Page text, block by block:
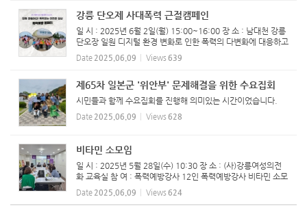
강릉 단오제 사대폭력 근절캠페인
일 시 : 2025년 6월 2일(월) 15:00~16:00 장 소 : 남대천 강릉
단오장 일원 디지털 환경 변화로 인한 폭력의 다변화에 대응하고
안전한 지역사회 조성을 위해 강릉시 인구가족과와 민간단체들
이 2일 오후 남대천 강릉 단오장 일원에서 진행한 민관 합동 캠
Date 2025.06.09 Views 639
제65차 일본군 '위안부' 문제해결을 위한 수요집회
시민들과 함께 수요집회를 진행해 의미있는 시간이었습니다.
Date 2025.06.09 Views 628
비타민 소모임
일 시 : 2025년 5월 28일(수) 10:30 장 소 : (사)강릉여성의전
화 교육실 참 여 : 폭력예방강사 12인 ​폭력예방강사 비타민 소모
임 진행하였습니다.
Date 2025.06.09 Views 624